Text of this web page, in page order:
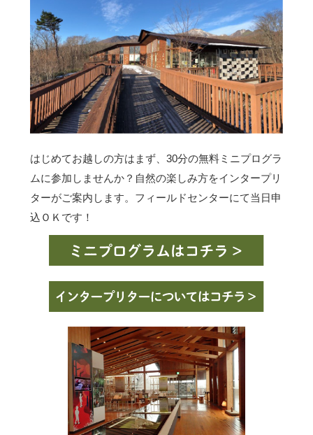
はじめてお越しの方はまず、30分の無料ミニプログラ
ムに参加しませんか？自然の楽しみ方をインタープリ
ターがご案内します。フィールドセンターにて当日申
込ＯＫです！